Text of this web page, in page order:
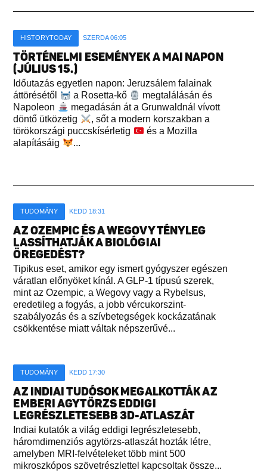
HISTORYTODAY SZERDA 06:05
TÖRTÉNELMI ESEMÉNYEK A MAI NAPON
(JÚLIUS 15.)
Időutazás egyetlen napon: Jeruzsálem falainak
áttörésétől
a Rosetta-kő
megtalálásán és
Napoleon
megadásán át a Grunwaldnál vívott
döntő ütközetig
, sőt a modern korszakban a
törökországi puccskísérletig
és a Mozilla
alapításáig
...
TUDOMÁNY KEDD 18:31
AZ OZEMPIC ÉS A WEGOVY TÉNYLEG
LASSÍTHATJÁK A BIOLÓGIAI
ÖREGEDÉST?
Tipikus eset, amikor egy ismert gyógyszer egészen
váratlan előnyöket kínál. A GLP-1 típusú szerek,
mint az Ozempic, a Wegovy vagy a Rybelsus,
eredetileg a fogyás, a jobb vércukorszint-
szabályozás és a szívbetegségek kockázatának
csökkentése miatt váltak népszerűvé...
TUDOMÁNY KEDD 17:30
AZ INDIAI TUDÓSOK MEGALKOTTÁK AZ
EMBERI AGYTÖRZS EDDIGI
LEGRÉSZLETESEBB 3D-ATLASZÁT
Indiai kutatók a világ eddigi legrészletesebb,
háromdimenziós agytörzs-atlaszát hozták létre,
amelyben MRI-felvételeket több mint 500
mikroszkópos szövetrészlettel kapcsoltak össze...